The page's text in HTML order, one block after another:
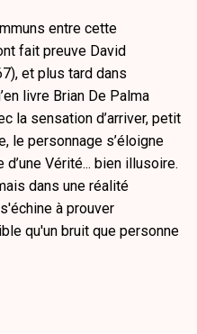
entre cette
fait preuve David
et plus tard dans
livre Brian De Palma
la sensation d’arriver, petit
le personnage s’éloigne
Vérité... bien illusoire.
dans une réalité
à prouver
qu'un bruit que personne